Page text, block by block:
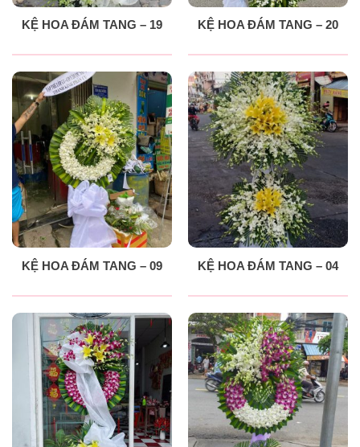
KỆ HOA ĐÁM TANG – 19 KỆ HOA ĐÁM TANG – 20
KỆ HOA ĐÁM TANG – 09 KỆ HOA ĐÁM TANG – 04